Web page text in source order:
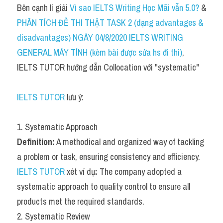
Idiom
Grammar
Collocation
Phân biệt từ
Đề thi thật Task 2
Speaking
Writing
Bên cạnh lí giải Vì sao IELTS Writing Học Mãi vẫn 5.0?
PHÂN TÍCH ĐỀ THI THẬT TASK 2 (dạng advantages &
disadvantages) NGÀY 04/8/2020 IELTS WRITING
GENERAL MÁY TÍNH (kèm bài được sửa hs đi thi),
IELTS TUTOR hướng dẫn Collocation với "systematic"
IELTS TUTOR lưu ý:
1. Systematic Approach
Definition: A methodical and organized way of tackling
a problem or task, ensuring consistency and efficiency.
IELTS TUTOR xét ví dụ: The company adopted a
systematic approach to quality control to ensure all
products met the required standards.
2. Systematic Review